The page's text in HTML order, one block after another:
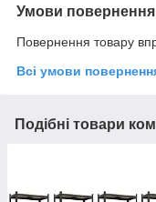
Умови повернення
Повернення товару
Всі умови
Подібні товари